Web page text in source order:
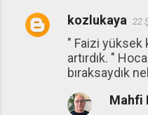
kozlukaya 22
" Faizi yüksek
artırdık. "
bıraksaydık
Mahfi